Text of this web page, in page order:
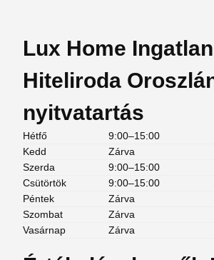
Lux Home
Hiteliroda
nyitvatartás
Hétfő
9:00–15:00
Kedd
Zárva
Szerda
9:00–15:00
Csütörtök
9:00–15:00
Péntek
Zárva
Szombat
Zárva
Vasárnap
Zárva